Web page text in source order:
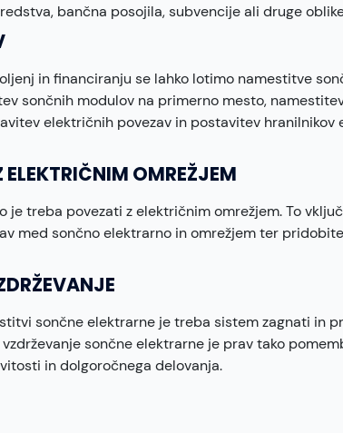
bančna posojila, subvencije ali druge
in financiranju se lahko lotimo namestitve
sončnih modulov na primerno mesto,
električnih povezav in postavitev hranilnikov
OMREŽJEM
je treba povezati z električnim omrežjem. To
med sončno elektrarno in omrežjem ter
sončne elektrarne je treba sistem zagnati in
sončne elektrarne je prav tako
in dolgoročnega delovanja.